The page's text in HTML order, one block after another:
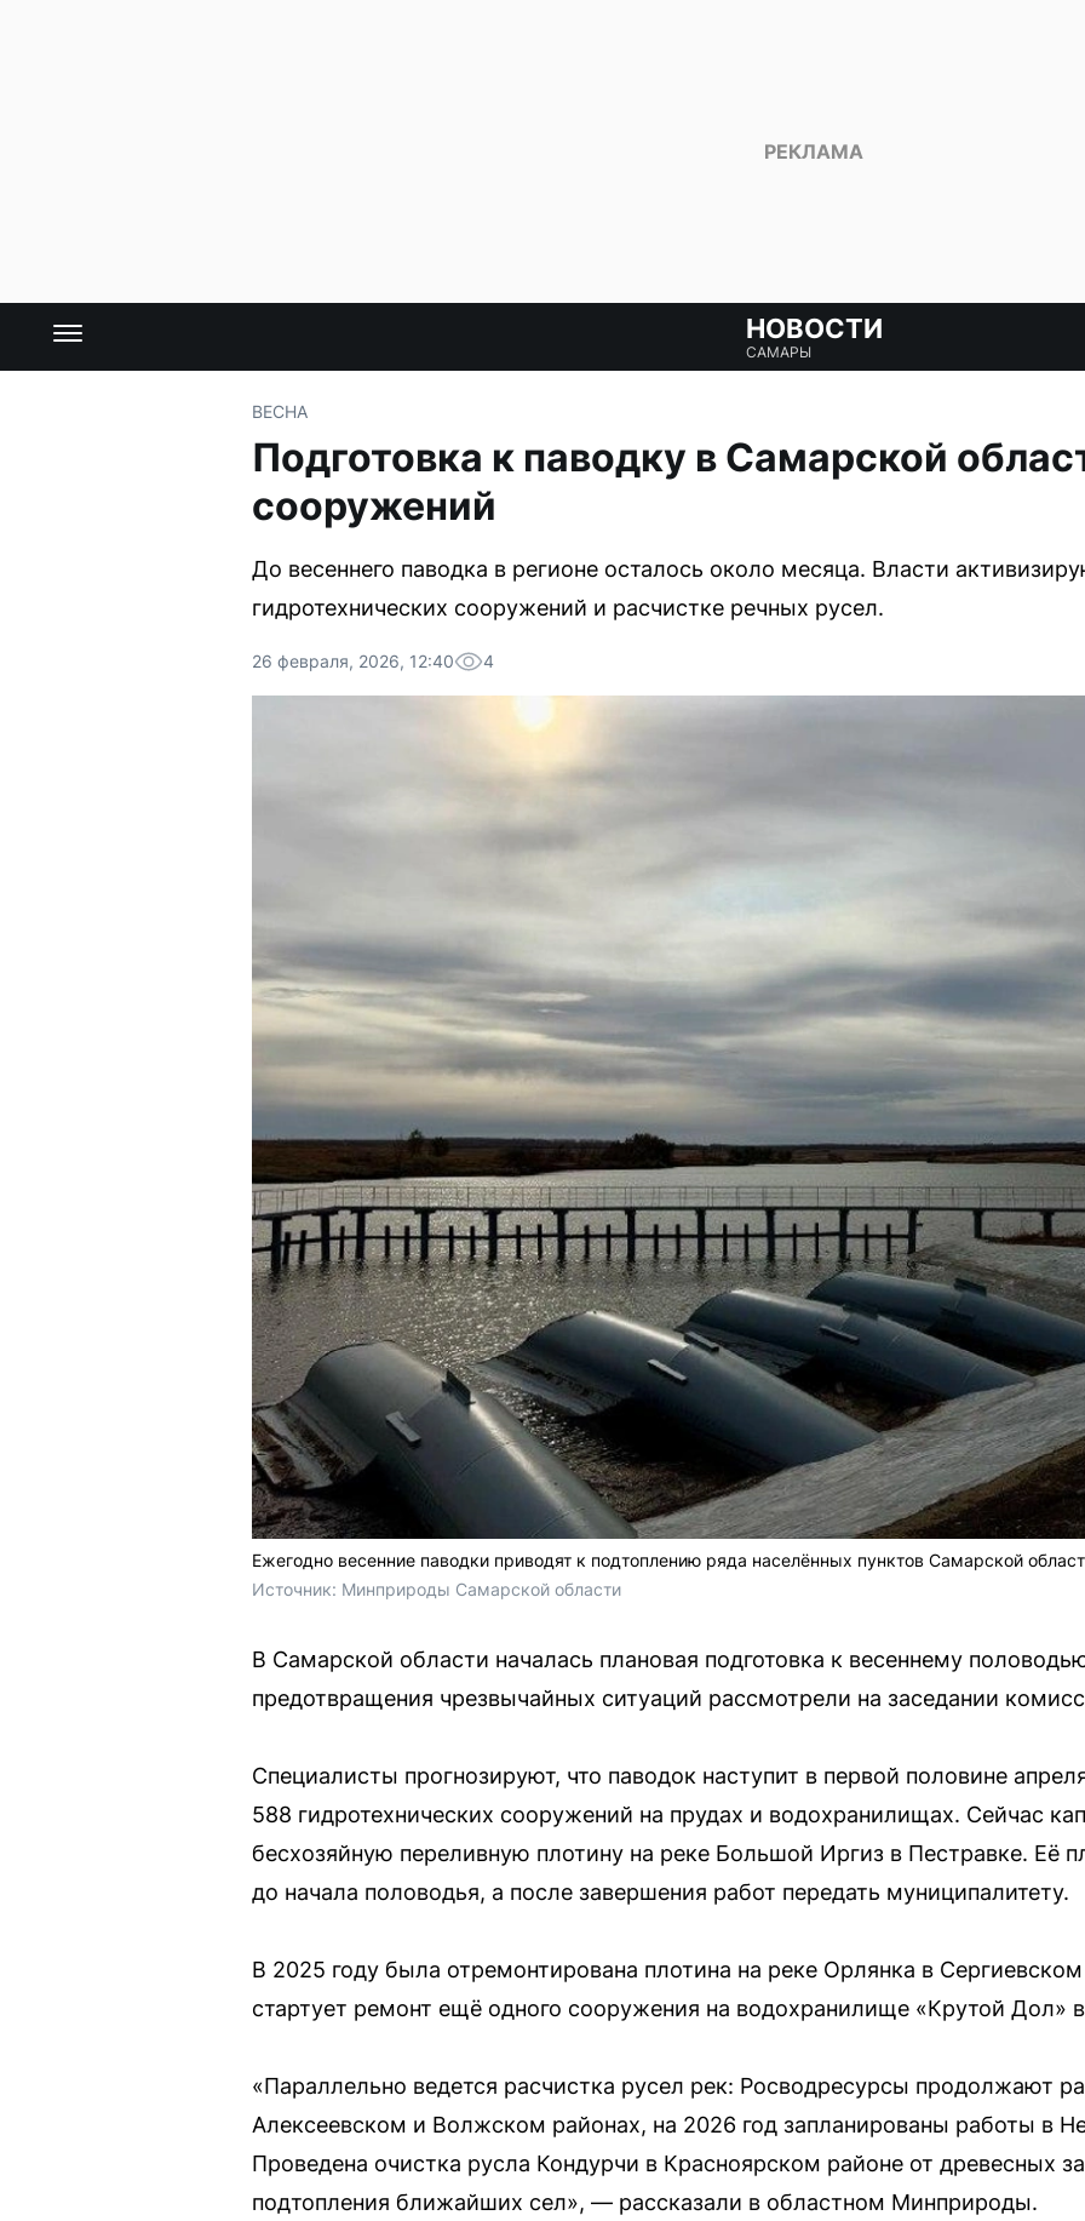
НОВОСТИ
САМАРЫ
ВЕСНА
Подготовка к паводку в Самарской
сооружений
До весеннего паводка в регионе осталось около месяца. Власти
гидротехнических сооружений и расчистке речных русел.
26 февраля, 2026, 12:40 4
Ежегодно весенние паводки приводят к подтоплению ряда населённых пунктов Самарской
Источник: Минприроды Самарской области
В Самарской области началась плановая подготовка к весеннему
предотвращения чрезвычайных ситуаций рассмотрели на заседании
Специалисты прогнозируют, что паводок наступит в первой половине
588 гидротехнических сооружений на прудах и водохранилищах. Сейчас
бесхозяйную переливную плотину на реке Большой Иргиз в Пестравке. Её
до начала половодья, а после завершения работ передать муниципалитету.
В 2025 году была отремонтирована плотина на реке Орлянка в
стартует ремонт ещё одного сооружения на водохранилище «Крутой Дол»
«Параллельно ведется расчистка русел рек: Росводресурсы продолжают
Алексеевском и Волжском районах, на 2026 год запланированы работы в
Проведена очистка русла Кондурчи в Красноярском районе от древесных
подтопления ближайших сел», — рассказали в областном Минприроды.